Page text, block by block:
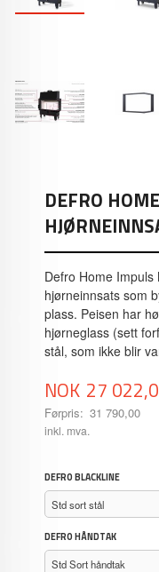
DEFRO
Defro Home Impuls
hjørneinnsats som
plass. Peisen har
hjørneglass (sett
stål, som ikke blir
Tilbud
NOK 27
Førpris: 31 790,00
Rabatt
inkl. mva.
DEFRO BLACKLINE
DEFRO HÅNDTAK